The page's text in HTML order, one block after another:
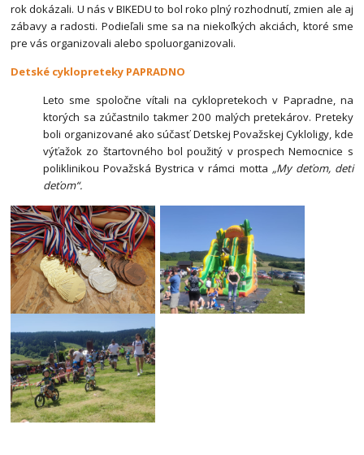
rok dokázali. U nás v BIKEDU to bol roko plný rozhodnutí, zmien ale aj
zábavy a radosti. Podieľali sme sa na niekoľkých akciách, ktoré sme
pre vás organizovali alebo spoluorganizovali.
Detské cyklopreteky PAPRADNO
Leto sme spoločne vítali na cyklopretekoch v Papradne, na
ktorých sa zúčastnilo takmer 200 malých pretekárov. Preteky
boli organizované ako súčasť Detskej Považskej Cykloligy, kde
výťažok zo štartovného bol použitý v prospech Nemocnice s
poliklinikou Považská Bystrica v rámci motta „My deťom, deti
deťom“.